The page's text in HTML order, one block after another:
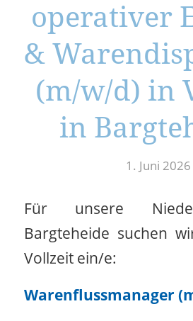
operativer
&
(m/w/d) in
in
1. Juni 2026
Für unsere
Bargteheide suchen
Vollzeit ein/e:
Warenflussmanager